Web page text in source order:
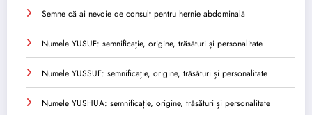
Semne că ai nevoie de consult pentru hernie abdominală
Numele YUSUF: semnificație, origine, trăsături și personalitate
Numele YUSSUF: semnificație, origine, trăsături și personalitate
Numele YUSHUA: semnificație, origine, trăsături și personalitate